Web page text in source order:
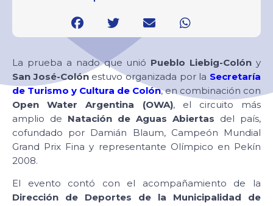
La prueba a nado que unió Pueblo Liebig-Colón y
San José-Colónestuvo organizada por la Secretaría
de Turismo y Cultura de Colón, en combinación con
Open Water Argentina (OWA), el circuito más
amplio de Natación de Aguas Abiertas del país,
cofundado por Damián Blaum, Campeón Mundial
Grand Prix Fina y representante Olímpico en Pekín
2008.
El evento contó con el acompañamiento de la
Dirección de Deportes de la Municipalidad de